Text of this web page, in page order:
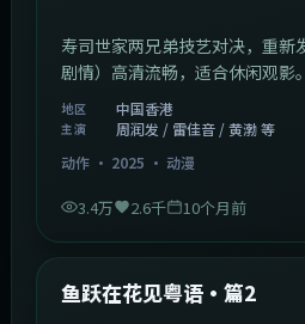
寿司世家两兄弟技艺对决，重新
剧情）高清流畅，适合休闲观影。
地区 中国香港
主演
周润发 / 雷佳音 / 黄渤 等
动作· 2025 · 动漫
3.4万 2.6千 10个月前
最新
鱼跃在花见粤语·篇2